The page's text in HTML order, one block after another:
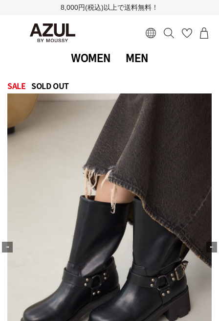
8,000円(税込)以上で送料無料！
WOMEN MEN
SALE SOLD OUT